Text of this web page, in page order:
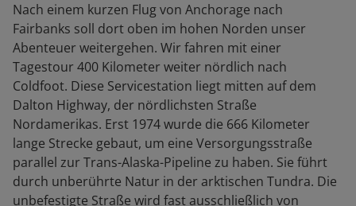
Nach einem kurzen Flug von Anchorage nach
Fairbanks soll dort oben im hohen Norden unser
Abenteuer weitergehen. Wir fahren mit einer
Tagestour 400 Kilometer weiter nördlich nach
Coldfoot. Diese Servicestation liegt mitten auf dem
Dalton Highway, der nördlichsten Straße
Nordamerikas. Erst 1974 wurde die 666 Kilometer
lange Strecke gebaut, um eine Versorgungsstraße
parallel zur Trans-Alaska-Pipeline zu haben. Sie führt
durch unberührte Natur in der arktischen Tundra. Die
unbefestigte Straße wird fast ausschließlich von